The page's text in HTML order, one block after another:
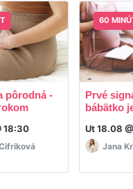
pôrodná -
18:30
60
Prvé
bábätko
Ut 18.08
Jana